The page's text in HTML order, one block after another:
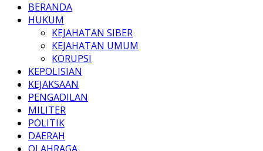
BERANDA
HUKUM
KEJAHATAN SIBER
KEJAHATAN UMUM
KORUPSI
KEPOLISIAN
KEJAKSAAN
PENGADILAN
MILITER
POLITIK
DAERAH